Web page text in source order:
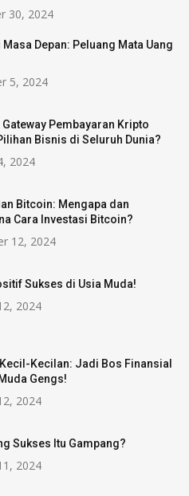
30, 2024
Depan: Peluang Mata Uang
5, 2024
Gateway Pembayaran Kripto
Bisnis di Seluruh Dunia?
2024
Bitcoin: Mengapa dan
Cara Investasi Bitcoin?
12, 2024
Sukses di Usia Muda!
2024
Kecilan: Jadi Bos Finansial
Gengs!
2024
Sukses Itu Gampang?
2024